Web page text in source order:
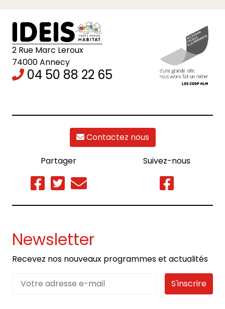
2 Rue Marc Leroux
74000 Annecy
04 50 88 22 65
Contactez nous
Partager Suivez-nous
Newsletter
Recevez nos nouveaux programmes et actualités
S'inscrire